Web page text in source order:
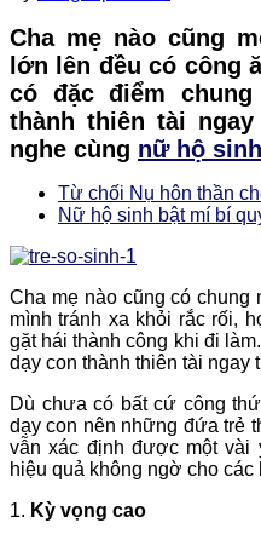
Cha mẹ nào cũng
lớn lên đều có công
có đặc điểm
thành thiên tài
nghe cùng nữ hộ sinh
Từ chối Nụ hôn thần
Nữ hộ sinh bật mí bí
Cha mẹ nào cũng có chung
mình tránh xa khỏi rắc rối,
gặt hái thành công khi đi
dạy con thành thiên tài ngay
Dù chưa có bất cứ công
dạy con nên những đứa trẻ
vẫn xác định được một vài
hiệu quả không ngờ cho các
1. Kỳ vọng cao